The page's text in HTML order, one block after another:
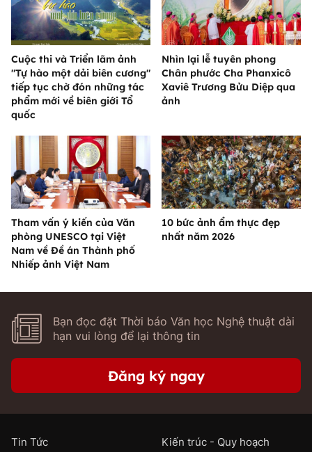
Cuộc thi và Triển lãm ảnh
"Tự hào một dải biên cương"
tiếp tục chờ đón những tác
phẩm mới về biên giới Tổ
quốc
Nhìn lại lễ tuyên phong
Chân phước Cha Phanxicô
Xaviê Trương Bửu Diệp qua
ảnh
Tham vấn ý kiến của Văn
phòng UNESCO tại Việt
Nam về Đề án Thành phố
Nhiếp ảnh Việt Nam
10 bức ảnh ẩm thực đẹp
nhất năm 2026
Bạn đọc đặt Thời báo Văn học Nghệ thuật dài
hạn vui lòng để lại thông tin
Đăng ký ngay
Tin Tức
Kiến trúc - Quy hoạch